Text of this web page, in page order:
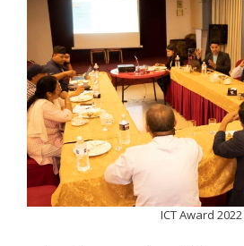
ICT Award 2022